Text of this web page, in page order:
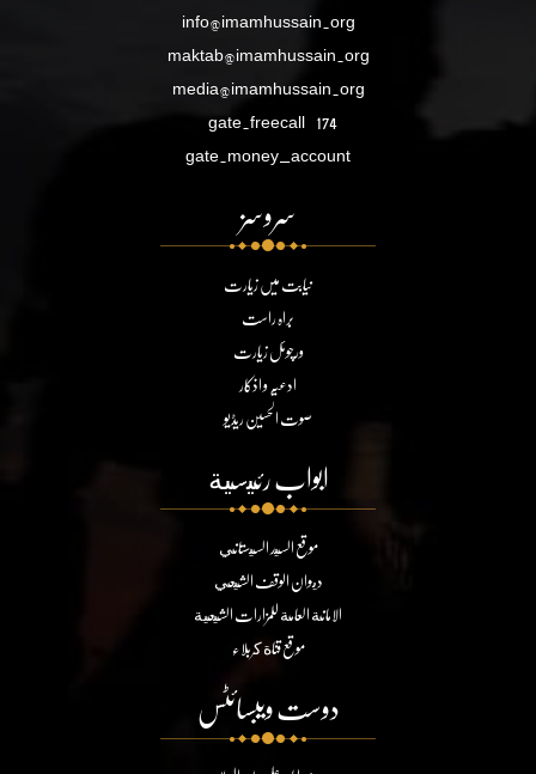
info@imamhussain.org
maktab@imamhussain.org
media@imamhussain.org
gate.freecall 174
gate.money_account
سروسز
نیابت میں زیارت
براہ راست
ورچوئل زیارت
ادعیہ و اذکار
صوت الحسین ریڈیو
ابواب رئيسية
موقع السيد السيستاني
ديوان الوقف الشيعي
الامانة العامة للمزارات الشيعية
موقع قناة كربلاء
دوست ویبسائٹس